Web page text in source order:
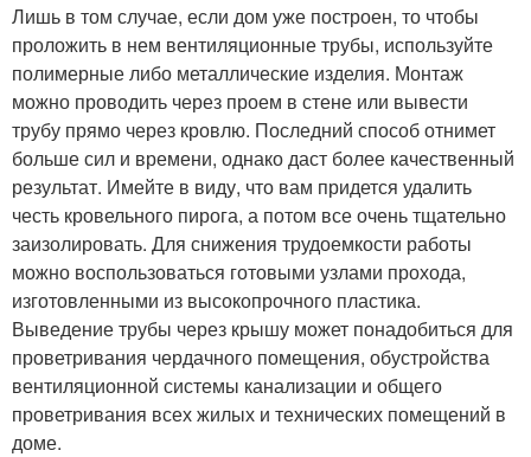
Лишь в том случае, если дом уже построен, то чтобы
проложить в нем вентиляционные трубы, используйте
полимерные либо металлические изделия. Монтаж
можно проводить через проем в стене или вывести
трубу прямо через кровлю. Последний способ отнимет
больше сил и времени, однако даст более качественный
результат. Имейте в виду, что вам придется удалить
честь кровельного пирога, а потом все очень тщательно
заизолировать. Для снижения трудоемкости работы
можно воспользоваться готовыми узлами прохода,
изготовленными из высокопрочного пластика.
Выведение трубы через крышу может понадобиться для
проветривания чердачного помещения, обустройства
вентиляционной системы канализации и общего
проветривания всех жилых и технических помещений в
доме.